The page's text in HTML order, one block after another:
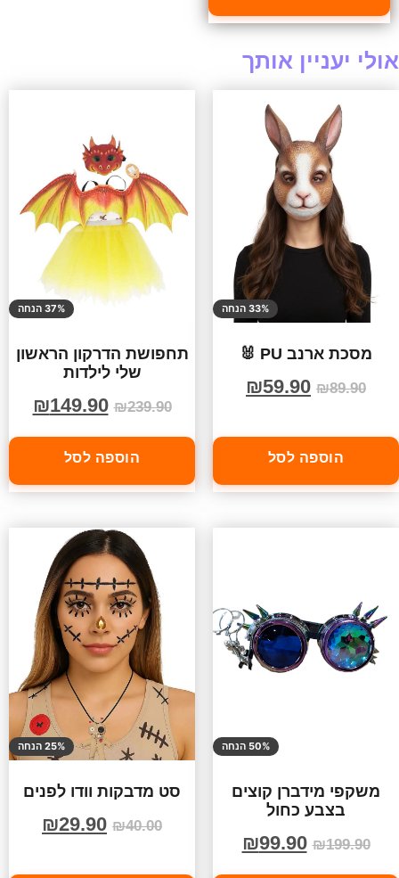
אולי יעניין אותך
33% הנחה
מסכת ארנב PU 🐰
₪89.90
₪59.90
הוספה לסל
37% הנחה
תחפושת הדרקון הראשון
שלי לילדות
₪239.90
₪149.90
הוספה לסל
50% הנחה
משקפי מידברן קוצים
בצבע כחול
₪199.90
₪99.90
25% הנחה
סט מדבקות וודו לפנים
₪40.00
₪29.90